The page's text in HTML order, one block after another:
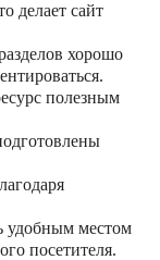
делает сайт
хорошо
полезным
удобным местом
посетителя.